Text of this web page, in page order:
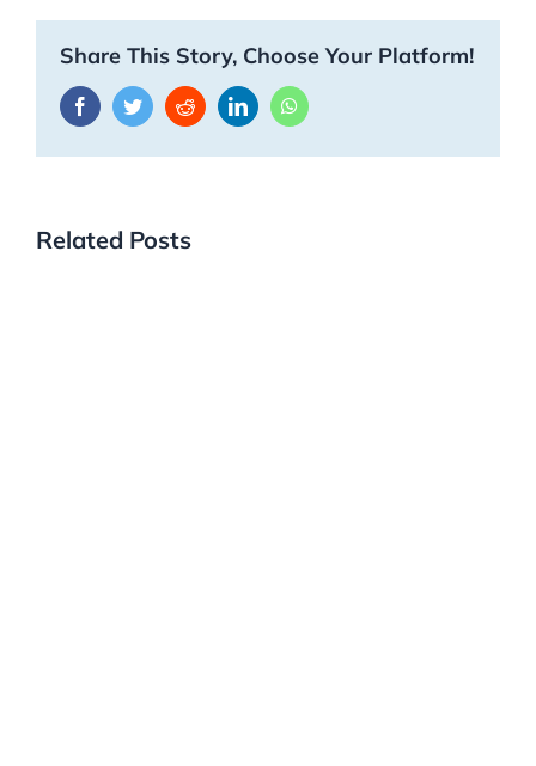
Share This Story, Choose Your Platform!
FacebookTwitterRedditLinkedInWhatsApp
Related Posts